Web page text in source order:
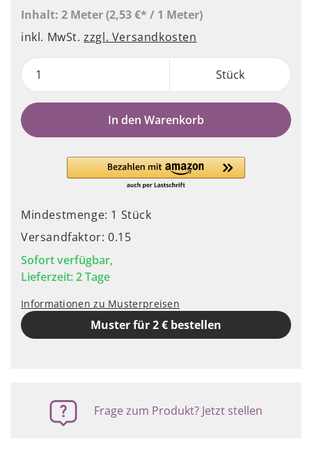
Inhalt: 2 Meter(2,53 €* / 1 Meter)
inkl. MwSt.zzgl. Versandkosten
Stück
In den Warenkorb
Mindestmenge: 1 Stück
Versandfaktor: 0.15
Sofort verfügbar,
Lieferzeit: 2 Tage
Informationen zu Musterpreisen
Muster für 2 € bestellen
Frage zum Produkt? Jetzt stellen